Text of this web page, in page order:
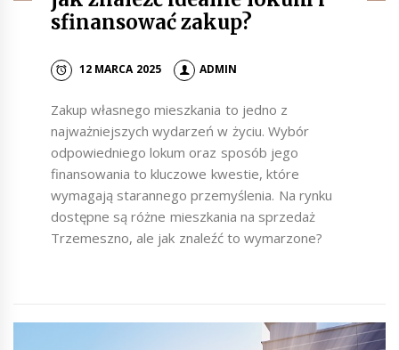
sfinansować zakup?
12 MARCA 2025 ADMIN
Zakup własnego mieszkania to jedno z
najważniejszych wydarzeń w życiu. Wybór
odpowiedniego lokum oraz sposób jego
finansowania to kluczowe kwestie, które
wymagają starannego przemyślenia. Na rynku
dostępne są różne mieszkania na sprzedaż
Trzemeszno, ale jak znaleźć to wymarzone?